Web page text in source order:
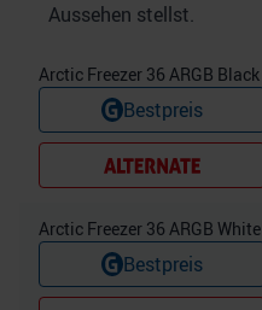
Aussehen stellst.
Arctic Freezer 36 ARGB Black
Bestpreis
Arctic Freezer 36 ARGB White
Bestpreis